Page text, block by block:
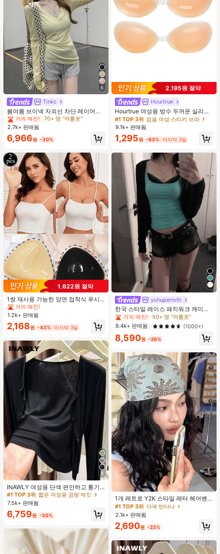
6
Tinkc
봄여름 브이넥 자외선 차단 레이어링
다용도 긴팔 티셔츠 여성용 탑, 유로
썸머 옐로우
#1 TOP 3위
에서 노란색 오피스 데일리 탑
거의 매진!
70+ 명 "여름옷"
높은 재방문 고객
#1 TOP 3위
에서 노란색 오피스 데일리 탑
거의 매진!
70+ 명 "여름옷"
높은 재방문 고객
#1 TOP 3위
에서 노란색 오피스 데일리 탑
거의 매진!
70+ 명 "여름옷"
높은 재방문 고객
#1 TOP 3위
거의 매진!
70+ 명 "여름옷"
2.7k+ 판매됨
6,966원 -30%
1,622원 절약
1쌍 재사용 가능한 양면 접착식 푸시
업 브라 패드, 수영복, 비키니 & 스포
츠 브라용 보이지 않는 두꺼운 접착식
브라 인서트
거의 매진!
1.2k+ 판매됨
2,168원 -43% 마지막 3일
8
INAWLY 여성용 단색 편안하고 통기
성 좋은 긴 소매 앞면 버튼 캐주얼 다
용도 얇은 가디건
#1 TOP 3위
짧은 여성용 경량 재킷
거의 매진!
40+ 명 "봄철 적합"
#1 TOP 3위 짧은 여성용 경량 재킷
거의 매진!
#1 TOP 3위 짧은 여성용 경량 재킷
거의 매진!
#1 TOP 3위
짧은 여성용 경량 재킷
7.5k+ 판매됨
6,759원 -30%
2,195원 절약
Hourtrue
Hourtrue 여성용 방수 두꺼운 실리콘
가슴 페탈, 작은 가슴 리프트업 & 푸시
인용, 웨딩 촬영 및 들러리용
#1 TOP 3위 없음 여성 스티키 브라
9.1k+ 판매됨
1,295원 -63% 마지막 3일
yohuperloth
한국 스타일 레이스 패치워크 캐미솔
탱크 탑, Y2K 에스테틱, 스트리트웨어
캐주얼 여름
#1 TOP 3위
에서 녹색 다용도로 활용 가능한 데일리 탑
거의 매진!
50+ 명 "여름옷"
#1 TOP 3위
에서 녹색 다용도로 활용 가능한 데일리 탑
거의 매진!
50+ 명 "여름옷"
#1 TOP 3위
에서 녹색 다용도로 활용 가능한 데일리 탑
거의 매진!
50+ 명 "여름옷"
#1 TOP 3위
에서 녹색 다용도로 활용 가능한 데일리 탑
거의 매진!
9.4k+ 판매됨 (1000+)
8,590원 -26%
1개 레트로 Y2K 스타일 레터 헤어밴
드, 스트리트 패션 다용도 헤어 스카프
여성용 여름 헤어 액세서리 여성 반다
나
#1 TOP 3위 다색 반다나
거의 매진!
#1 TOP 3위 다색 반다나
거의 매진!
#1 TOP 3위 다색 반다나
거의 매진!
#1 TOP 3위
다색 반다나
2.1k+ 판매됨
2,690원 -23%